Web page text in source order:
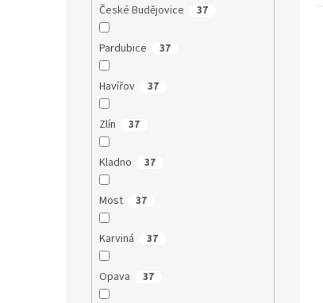
České Budějovice 37
Pardubice 37
Havířov 37
Zlín 37
Kladno 37
Most 37
Karviná 37
Opava 37